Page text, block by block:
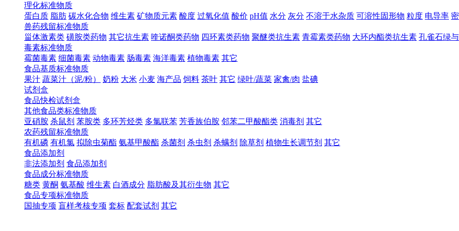
理化标准物质
蛋白质 脂肪 碳水化合物 维生素 矿物质元素 酸度 过氧化值 酸价 pH值 水分 灰分 不溶于水杂质 可溶性固形物 粒度 电导率
兽药残留标准物质
甾体激素类 磺胺类药物 其它抗生素 喹诺酮类药物 四环素类药物 聚醚类抗生素 青霉素类药物 大环内酯类抗生素 孔雀石绿
毒素标准物质
霉菌毒素 细菌毒素 动物毒素 肠毒素 海洋毒素 植物毒素 其它
食品基质标准物质
果汁 蔬菜汁（泥/粉） 奶粉 大米 小麦 海产品 饲料 茶叶 其它 绿叶/蔬菜 家禽/肉 盐碘
试剂盒
食品快检试剂盒
其他食品类标准物质
亚硝胺 杀鼠剂 苯胺类 多环芳烃类 多氯联苯 芳香族伯胺 邻苯二甲酸酯类 消毒剂 其它
农药残留标准物质
有机磷 有机氯 拟除虫菊酯 氨基甲酸酯 杀菌剂 杀虫剂 杀螨剂 除草剂 植物生长调节剂 其它
食品添加剂
非法添加剂 食品添加剂
食品成分标准物质
糖类 黄酮 氨基酸 维生素 白酒成分 脂肪酸及其衍生物 其它
食品专项标准物质
国抽专项 盲样考核专项 套标 配套试剂 其它